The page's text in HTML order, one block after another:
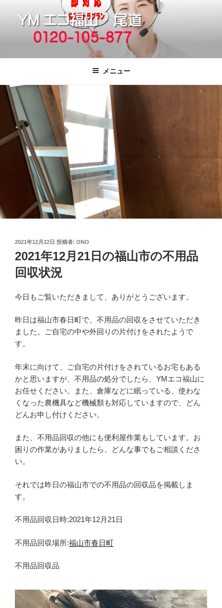
キ
福山市で格安の不用品回収、買取、処
分は粗大ごみ処分、廃品回収も対応の
YMエコ福山営業所へ。
引っ越しゴミ・粗大ゴミの片付けをいたします
メニュー
投
日:
2021年12月22日 投稿者: ONO
2021年12月21日の福山市の不用品
回収状況
今日もご覧いただきまして、ありがとうございます。
昨日は福山市春日町で、不用品の回収をさせていただき
ました。ご自宅の中や外回りの片付けをされたようで
す。
年末に向けて、ご自宅の片付けをされているお宅もある
かと思いますが、不用品の処分でしたら、YMエコ福山に
お任せください。また、倉庫などに眠っている、使わな
くなった農機具など機械類も対応していますので、どん
どんお申し付けください。
また、不用品回収の他にも便利屋作業もしています。お
困りの作業がありましたら、どんな事でもご相談くださ
い。
それでは昨日の福山市での不用品の回収品を掲載しま
す。
不用品回収日時:2021年12月21日
不用品回収場所:福山市春日町
不用品回収品